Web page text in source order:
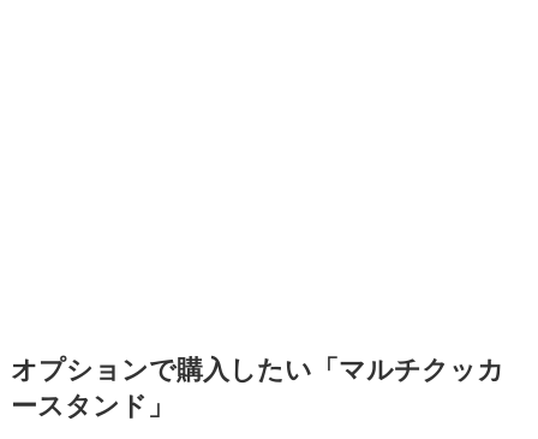
オプションで購入したい「マルチクッカ
ースタンド」